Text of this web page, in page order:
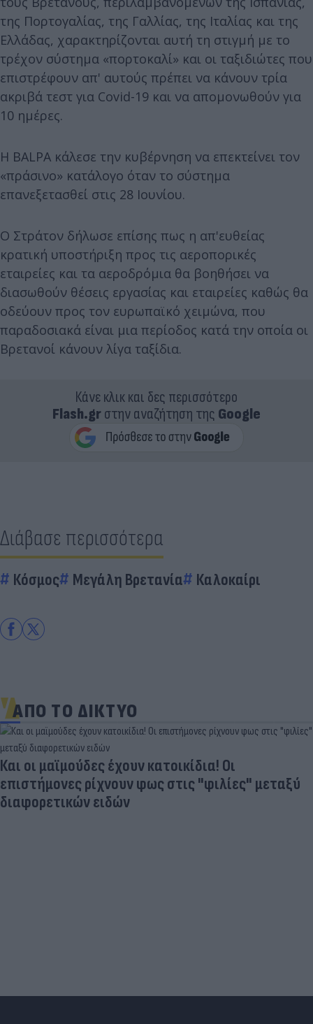
της Πορτογαλίας, της Γαλλίας, της Ιταλίας και της
Ελλάδας, χαρακτηρίζονται αυτή τη στιγμή με το
τρέχον σύστημα «πορτοκαλί» και οι ταξιδιώτες που
επιστρέφουν απ' αυτούς πρέπει να κάνουν τρία
ακριβά τεστ για Covid-19 και να απομονωθούν για
10 ημέρες.
Η BALPA κάλεσε την κυβέρνηση να επεκτείνει τον
«πράσινο» κατάλογο όταν το σύστημα
επανεξετασθεί στις 28 Ιουνίου.
Ο Στράτον δήλωσε επίσης πως η απ'ευθείας
κρατική υποστήριξη προς τις αεροπορικές
εταιρείες και τα αεροδρόμια θα βοηθήσει να
διασωθούν θέσεις εργασίας και εταιρείες καθώς θα
οδεύουν προς τον ευρωπαϊκό χειμώνα, που
παραδοσιακά είναι μια περίοδος κατά την οποία οι
Βρετανοί κάνουν λίγα ταξίδια.
Κάνε κλικ και δες περισσότερο
Flash.grστην αναζήτηση της Google
Διάβασε περισσότερα
Κόσμος Μεγάλη Βρετανία Καλοκαίρι
ΑΠΟ ΤΟ ΔΙΚΤΥΟ
Και οι μαϊμούδες έχουν κατοικίδια! Οι
επιστήμονες ρίχνουν φως στις "φιλίες" μεταξύ
διαφορετικών ειδών